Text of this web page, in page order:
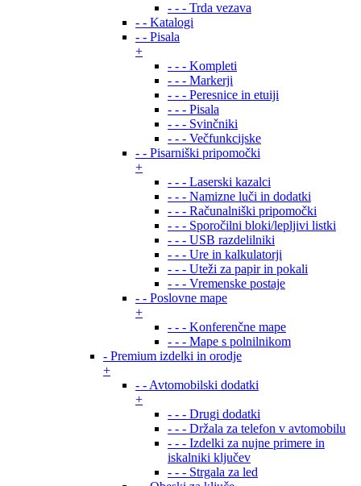
- - - Trda vezava
- - Katalogi
- - Pisala
+
- - - Kompleti
- - - Markerji
- - - Peresnice in etuiji
- - - Pisala
- - - Svinčniki
- - - Večfunkcijske
- - Pisarniški pripomočki
+
- - - Laserski kazalci
- - - Namizne luči in dodatki
- - - Računalniški pripomočki
- - - Sporočilni bloki/lepljivi listki
- - - USB razdelilniki
- - - Ure in kalkulatorji
- - - Uteži za papir in pokali
- - - Vremenske postaje
- - Poslovne mape
+
- - - Konferenčne mape
- - - Mape s polnilnikom
- Premium izdelki in orodje
+
- - Avtomobilski dodatki
+
- - - Drugi dodatki
- - - Držala za telefon v avtomobilu
- - - Izdelki za nujne primere in
iskalniki ključev
- - - Strgala za led